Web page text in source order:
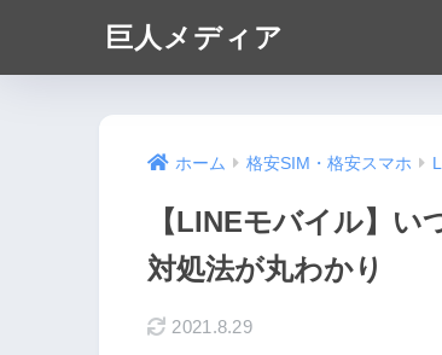
巨人メディア
ホーム 格安SIM・格安スマホ
【LINEモバイル】
対処法が丸わかり
2021.8.29